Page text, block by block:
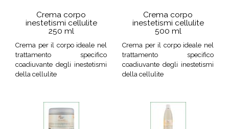
Crema corpo
inestetismi cellulite
250 ml
Crema per il corpo ideale nel
trattamento specifico
coadiuvante degli inestetismi
della cellulite
Crema corpo
inestetismi cellulite
500 ml
Crema per il corpo ideale nel
trattamento specifico
coadiuvante degli inestetismi
della cellulite